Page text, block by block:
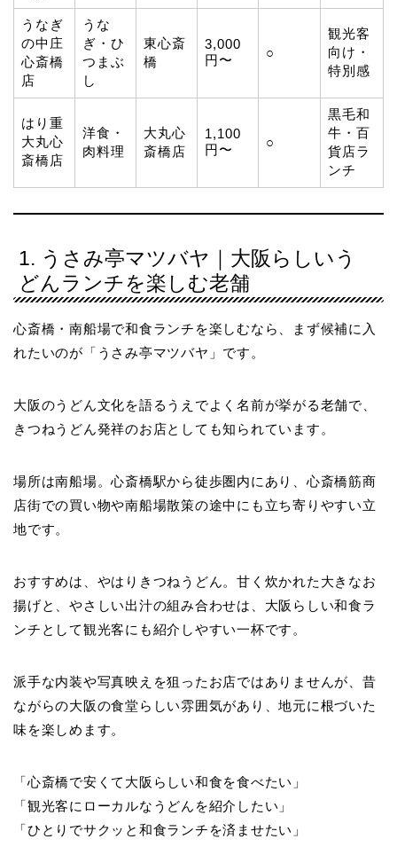
うなぎ
の中庄
心斎橋
店
うな
ぎ・ひ
つまぶ
し
東心斎
橋
3,000
円〜
○
観光客
向け・
特別感
はり重
大丸心
斎橋店
洋食・
肉料理
大丸心
斎橋店
1,100
円〜
○
黒毛和
牛・百
貨店ラ
ンチ
1. うさみ亭マツバヤ｜大阪らしいう
どんランチを楽しむ老舗
心斎橋・南船場で和食ランチを楽しむなら、まず候補に入
れたいのが「うさみ亭マツバヤ」です。
大阪のうどん文化を語るうえでよく名前が挙がる老舗で、
きつねうどん発祥のお店としても知られています。
場所は南船場。心斎橋駅から徒歩圏内にあり、心斎橋筋商
店街での買い物や南船場散策の途中にも立ち寄りやすい立
地です。
おすすめは、やはりきつねうどん。甘く炊かれた大きなお
揚げと、やさしい出汁の組み合わせは、大阪らしい和食ラ
ンチとして観光客にも紹介しやすい一杯です。
派手な内装や写真映えを狙ったお店ではありませんが、昔
ながらの大阪の食堂らしい雰囲気があり、地元に根づいた
味を楽しめます。
「心斎橋で安くて大阪らしい和食を食べたい」
「観光客にローカルなうどんを紹介したい」
「ひとりでサクッと和食ランチを済ませたい」